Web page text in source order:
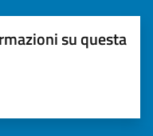
su questa
1 a 5 stelle)la chiarezza delle